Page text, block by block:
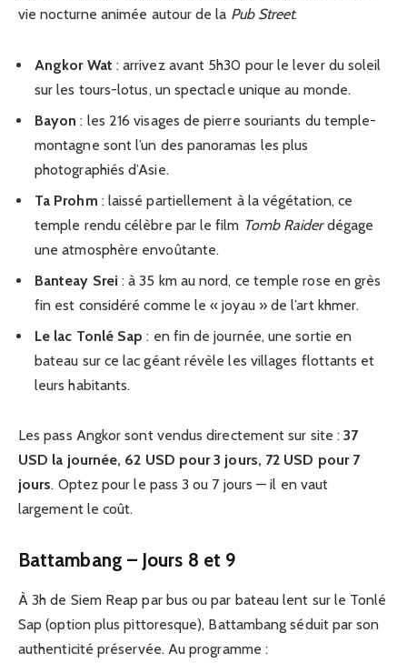
vie nocturne animée autour de la Pub Street.
Angkor Wat : arrivez avant 5h30 pour le lever du soleil
sur les tours-lotus, un spectacle unique au monde.
Bayon : les 216 visages de pierre souriants du temple-
montagne sont l’un des panoramas les plus
photographiés d’Asie.
Ta Prohm : laissé partiellement à la végétation, ce
temple rendu célèbre par le film Tomb Raiderdégage
une atmosphère envoûtante.
Banteay Srei : à 35 km au nord, ce temple rose en grès
fin est considéré comme le « joyau » de l’art khmer.
Le lac Tonlé Sap : en fin de journée, une sortie en
bateau sur ce lac géant révèle les villages flottants et
leurs habitants.
Les pass Angkor sont vendus directement sur site :37
USD la journée, 62 USD pour 3 jours, 72 USD pour 7
jours. Optez pour le pass 3 ou 7 jours — il en vaut
largement le coût.
Battambang – Jours 8 et 9
À 3h de Siem Reap par bus ou par bateau lent sur le Tonlé
Sap (option plus pittoresque), Battambang séduit par son
authenticité préservée. Au programme :